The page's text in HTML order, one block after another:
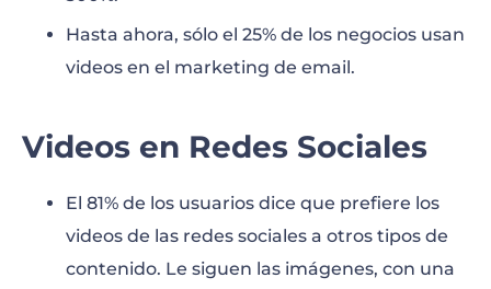
Hasta ahora, sólo el 25% de los negocios usan
videos en el marketing de email.
Videos en Redes Sociales
El 81% de los usuarios dice que prefiere los
videos de las redes sociales a otros tipos de
contenido. Le siguen las imágenes, con una